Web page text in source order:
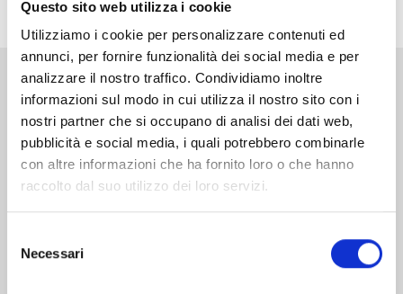
Questo sito web utilizza i cookie
Utilizziamo i cookie per personalizzare contenuti ed
annunci, per fornire funzionalità dei social media e per
analizzare il nostro traffico. Condividiamo inoltre
informazioni sul modo in cui utilizza il nostro sito con i
nostri partner che si occupano di analisi dei dati web,
pubblicità e social media, i quali potrebbero combinarle
con altre informazioni che ha fornito loro o che hanno
raccolto dal suo utilizzo dei loro servizi.
delNecessari
Altri volumi della serie